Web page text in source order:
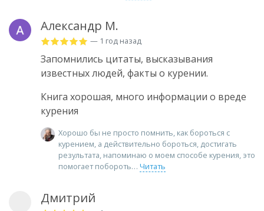
Александр М.
— 1 год назад
Запомнились цитаты, высказывания
известных людей, факты о курении.
Книга хорошая, много информации о вреде
курения
Хорошо бы не просто помнить, как бороться с
курением, а действительно бороться, достигать
результата, напоминаю о моем способе курения, это
помогает побороть
Читать
Дмитрий